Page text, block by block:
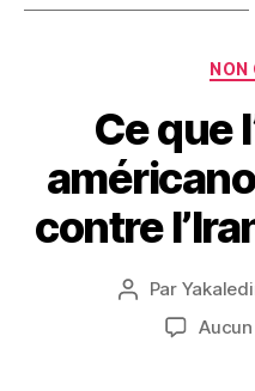
NON
Ce que
contre
Auteur
l’article
Par